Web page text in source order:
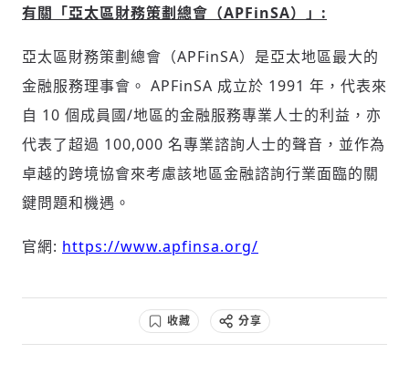
有關「亞太區財務策劃總會（APFinSA）」 :
亞太區財務策劃總會（APFinSA）是亞太地區最大的
金融服務理事會。 APFinSA 成立於 1991 年，代表來
自 10 個成員國/地區的金融服務專業人士的利益，亦
代表了超過 100,000 名專業諮詢人士的聲音，並作為
卓越的跨境協會來考慮該地區金融諮詢行業面臨的關
鍵問題和機遇。
官網: https://www.apfinsa.org/
收藏 分享